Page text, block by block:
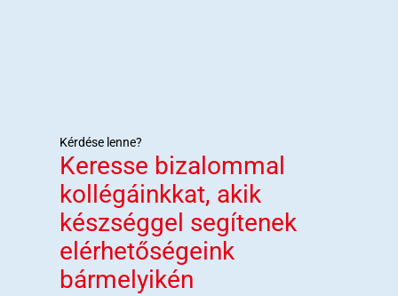
Kérdése lenne?
Keresse bizalommal
kollégáinkkat, akik
készséggel segítenek
elérhetőségeink
bármelyikén